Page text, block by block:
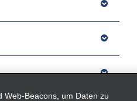
Web-Beacons, um Daten zu